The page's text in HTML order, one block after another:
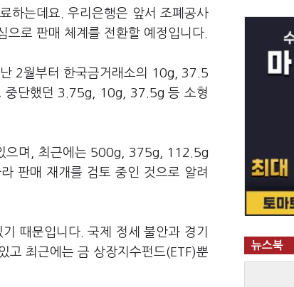
하는데요. 우리은행은 앞서 조폐공사
로 판매 체계를 전환할 예정입니다.
2월부터 한국금거래소의 10g, 37.5
중단했던 3.75g, 10g, 37.5g 등 소형
으며, 최근에는 500g, 375g, 112.5g
판매 재개를 검토 중인 것으로 알려
때문입니다. 국제 정세 불안과 경기
고 최근에는 금 상장지수펀드(ETF)뿐
뉴스북